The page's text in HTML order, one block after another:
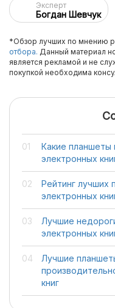
Эксперт
Богдан Шевчук
*Обзор лучших по мнению
отбора. Данный материал
является рекламой и не
покупкой необходима
Какие планшеты
электронных
Рейтинг лучших
электронных
Лучшие
электронных
Лучшие
книг